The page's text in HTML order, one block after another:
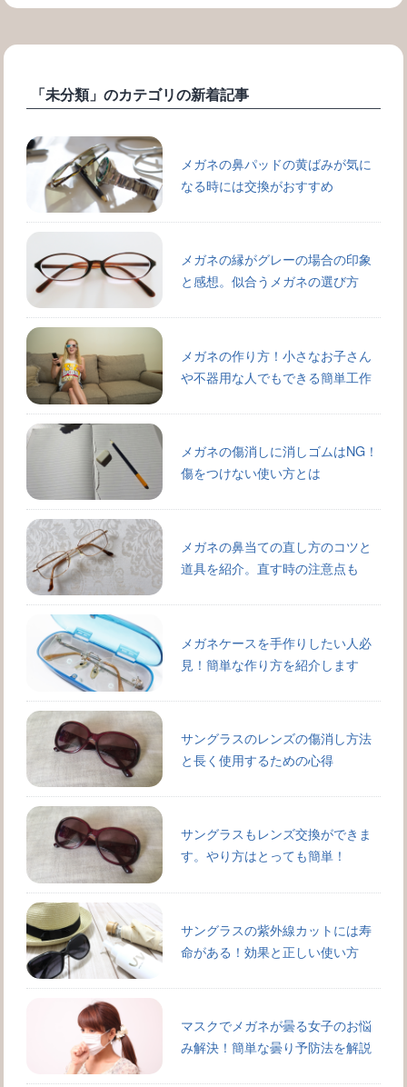
「未分類」のカテゴリの新着記事
メガネの鼻パッドの黄ばみが気に
なる時には交換がおすすめ
メガネの縁がグレーの場合の印象
と感想。似合うメガネの選び方
メガネの作り方！小さなお子さん
や不器用な人でもできる簡単工作
メガネの傷消しに消しゴムはNG！
傷をつけない使い方とは
メガネの鼻当ての直し方のコツと
道具を紹介。直す時の注意点も
メガネケースを手作りしたい人必
見！簡単な作り方を紹介します
サングラスのレンズの傷消し方法
と長く使用するための心得
サングラスもレンズ交換ができま
す。やり方はとっても簡単！
サングラスの紫外線カットには寿
命がある！効果と正しい使い方
マスクでメガネが曇る女子のお悩
み解決！簡単な曇り予防法を解説